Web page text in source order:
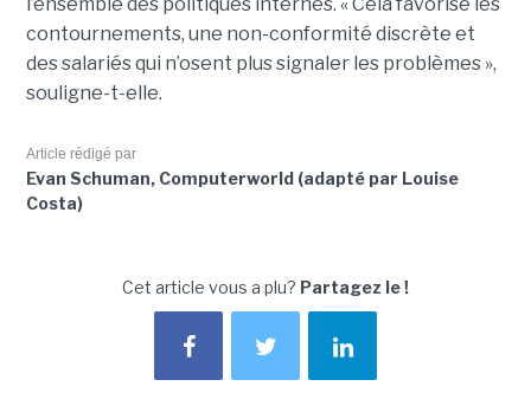
l’ensemble des politiques internes. « Cela favorise les
contournements, une non-conformité discrète et
des salariés qui n’osent plus signaler les problèmes »,
souligne-t-elle.
Article rédigé par
Evan Schuman, Computerworld (adapté par Louise
Costa)
Cet article vous a plu? Partagez le !